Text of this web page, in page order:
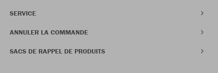
SERVICE
ANNULER LA COMMANDE
SACS DE RAPPEL DE PRODUITS